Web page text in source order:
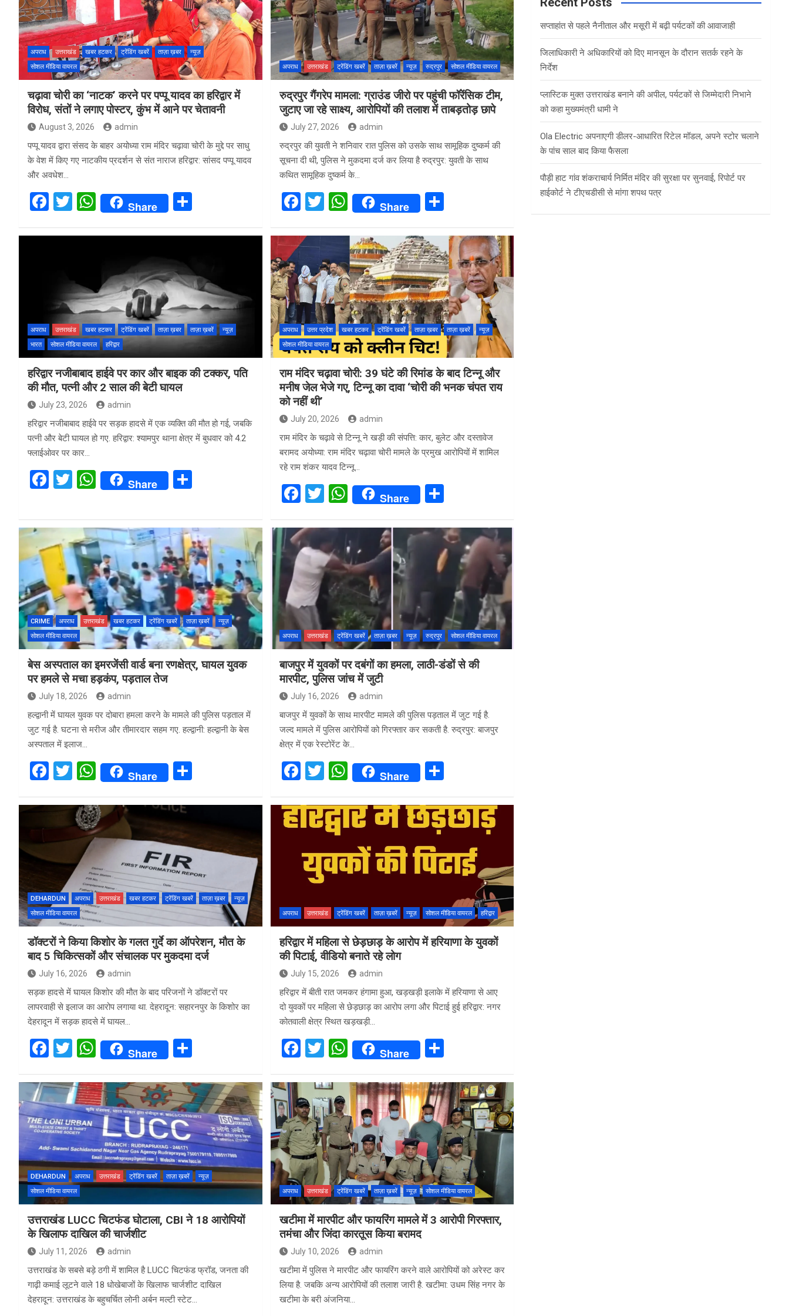
अपराध उत्तराखंड खबर हटकर ट्रेंडिंग खबरें ताज़ा ख़बर
न्यूज़
सोशल मीडिया वायरल
चढ़ावा चोरी का ‘नाटक’ करने पर पप्पू यादव का हरिद्वार में
विरोध, संतों ने लगाए पोस्टर, कुंभ में आने पर चेतावनी
August 3, 2026 admin
पप्पू यादव द्वारा संसद के बाहर अयोध्या राम मंदिर चढ़ावा चोरी के मुद्दे पर साधु
के वेश में किए गए नाटकीय प्रदर्शन से संत नाराज हरिद्वार: सांसद पप्पू यादव
और अवधेश…
F
ce
o
k
T
tt
W
at
A
p
p
Share
ar
अपराध उत्तराखंड ट्रेंडिंग खबरें ताज़ा ख़बरें न्यूज़ रुद्रपुर सोशल मीडिया वायरल
रुद्रपुर गैंगरेप मामला: ग्राउंड जीरो पर पहुंची फॉरेंसिक टीम,
जुटाए जा रहे साक्ष्य, आरोपियों की तलाश में ताबड़तोड़ छापे
July 27, 2026 admin
रुद्रपुर की युवती ने शनिवार रात पुलिस को उसके साथ सामूहिक दुष्कर्म की
सूचना दी थी, पुलिस ने मुकदमा दर्ज कर लिया है रुद्रपुर: युवती के साथ
कथित सामूहिक दुष्कर्म के…
F
ce
o
o
k
T
tt
er
W
at
s
A
p
p
Share
ar
e
अपराध उत्तराखंड खबर हटकर ट्रेंडिंग खबरें ताज़ा ख़बर ताज़ा ख़बरें
न्यूज़
भारत
सोशल मीडिया वायरल हरिद्वार
हरिद्वार नजीबाबाद हाईवे पर कार और बाइक की टक्कर, पति
की मौत, पत्नी और 2 साल की बेटी घायल
July 23, 2026 admin
हरिद्वार नजीबाबाद हाईवे पर सड़क हादसे में एक व्यक्ति की मौत हो गई, जबकि
पत्नी और बेटी घायल हो गए. हरिद्वार: श्यामपुर थाना क्षेत्र में बुधवार को 4.2
फ्लाईओवर पर कार…
F
ce
o
o
k
T
tt
er
W
at
s
A
p
p
Share
ar
e
अपराध उत्तर प्रदेश खबर हटकर ट्रेंडिंग खबरें ताज़ा ख़बर ताज़ा ख़बरें
न्यूज़
सोशल मीडिया वायरल
राम मंदिर चढ़ावा चोरी: 39 घंटे की रिमांड के बाद टिन्नू और
मनीष जेल भेजे गए, टिन्नू का दावा ‘चोरी की भनक चंपत राय
को नहीं थी’
July 20, 2026 admin
राम मंदिर के चढ़ावे से टिन्नू ने खड़ी की संपत्ति: कार, बुलेट और दस्तावेज
बरामद अयोध्या: राम मंदिर चढ़ावा चोरी मामले के प्रमुख आरोपियों में शामिल
रहे राम शंकर यादव टिन्नू…
F
ce
b
o
o
k
T
tt
er
W
at
s
A
p
p
Share
S
ar
e
CRIME अपराध उत्तराखंड खबर हटकर ट्रेंडिंग खबरें ताज़ा ख़बरें
न्यूज़
सोशल मीडिया वायरल
बेस अस्पताल का इमरजेंसी वार्ड बना रणक्षेत्र, घायल युवक
पर हमले से मचा हड़कंप, पड़ताल तेज
July 18, 2026 admin
हल्द्वानी में घायल युवक पर दोबारा हमला करने के मामले की पुलिस पड़ताल में
जुट गई है. घटना से मरीज और तीमारदार सहम गए. हल्द्वानी: हल्द्वानी के बेस
अस्पताल में इलाज…
F
ce
b
o
o
k
T
tt
er
W
h
at
s
A
p
p
Share
ar
e
अपराध उत्तराखंड ट्रेंडिंग खबरें ताज़ा ख़बर न्यूज़ रुद्रपुर सोशल मीडिया वायरल
बाजपुर में युवकों पर दबंगों का हमला, लाठी-डंडों से की
मारपीट, पुलिस जांच में जुटी
July 16, 2026 admin
बाजपुर में युवकों के साथ मारपीट मामले की पुलिस पड़ताल में जुट गई है.
जल्द मामले में पुलिस आरोपियों को गिरफ्तार कर सकती है. रुद्रपुर: बाजपुर
क्षेत्र में एक रेस्टोरेंट के…
F
ce
b
o
k
T
tt
er
W
h
at
s
A
p
Share
S
ar
e
DEHARDUN अपराध उत्तराखंड खबर हटकर ट्रेंडिंग खबरें ताज़ा ख़बर
न्यूज़
सोशल मीडिया वायरल
डॉक्टरों ने किया किशोर के गलत गुर्दे का ऑपरेशन, मौत के
बाद 5 चिकित्सकों और संचालक पर मुकदमा दर्ज
July 16, 2026 admin
सड़क हादसे में घायल किशोर की मौत के बाद परिजनों ने डॉक्टरों पर
लापरवाही से इलाज का आरोप लगाया था. देहरादून: सहारनपुर के किशोर का
देहरादून में सड़क हादसे में घायल…
F
ce
b
o
o
k
T
tt
er
W
at
s
A
p
p
Share
ar
e
अपराध उत्तराखंड ट्रेंडिंग खबरें ताज़ा ख़बरें न्यूज़ सोशल मीडिया वायरल हरिद्वार
हरिद्वार में महिला से छेड़छाड़ के आरोप में हरियाणा के युवकों
की पिटाई, वीडियो बनाते रहे लोग
July 15, 2026 admin
हरिद्वार में बीती रात जमकर हंगामा हुआ, खड़खड़ी इलाके में हरियाणा से आए
दो युवकों पर महिला से छेड़छाड़ का आरोप लगा और पिटाई हुई हरिद्वार: नगर
कोतवाली क्षेत्र स्थित खड़खड़ी…
F
ce
b
o
o
k
T
tt
er
W
at
s
A
p
p
Share
ar
e
DEHARDUN अपराध उत्तराखंड ट्रेंडिंग खबरें ताज़ा ख़बरें
न्यूज़
सोशल मीडिया वायरल
उत्तराखंड LUCC चिटफंड घोटाला, CBI ने 18 आरोपियों
के खिलाफ दाखिल की चार्जशीट
July 11, 2026 admin
उत्तराखंड के सबसे बड़े ठगी में शामिल है LUCC चिटफंड फ्रॉड, जनता की
गाढ़ी कमाई लूटने वाले 18 धोखेबाजों के खिलाफ चार्जशीट दाखिल
देहरादून: उत्तराखंड के बहुचर्चित लोनी अर्बन मल्टी स्टेट…
अपराध उत्तराखंड ट्रेंडिंग खबरें ताज़ा ख़बरें न्यूज़ सोशल मीडिया वायरल
खटीमा में मारपीट और फायरिंग मामले में 3 आरोपी गिरफ्तार,
तमंचा और जिंदा कारतूस किया बरामद
July 10, 2026 admin
खटीमा में पुलिस ने मारपीट और फायरिंग करने वाले आरोपियों को अरेस्ट कर
लिया है. जबकि अन्य आरोपियों की तलाश जारी है. खटीमा: उधम सिंह नगर के
खटीमा के बरी अंजनिया…
सप्ताहांत से पहले नैनीताल और मसूरी में बढ़ी पर्यटकों की आवाजाही
जिलाधिकारी ने अधिकारियों को दिए मानसून के दौरान सतर्क रहने के
निर्देश
प्लास्टिक मुक्त उत्तराखंड बनाने की अपील, पर्यटकों से जिम्मेदारी निभाने
को कहा मुख्यमंत्री धामी ने
Ola Electric अपनाएगी डीलर-आधारित रिटेल मॉडल, अपने स्टोर चलाने
के पांच साल बाद किया फैसला
पौड़ी हाट गांव शंकराचार्य निर्मित मंदिर की सुरक्षा पर सुनवाई, रिपोर्ट पर
हाईकोर्ट ने टीएचडीसी से मांगा शपथ पत्र